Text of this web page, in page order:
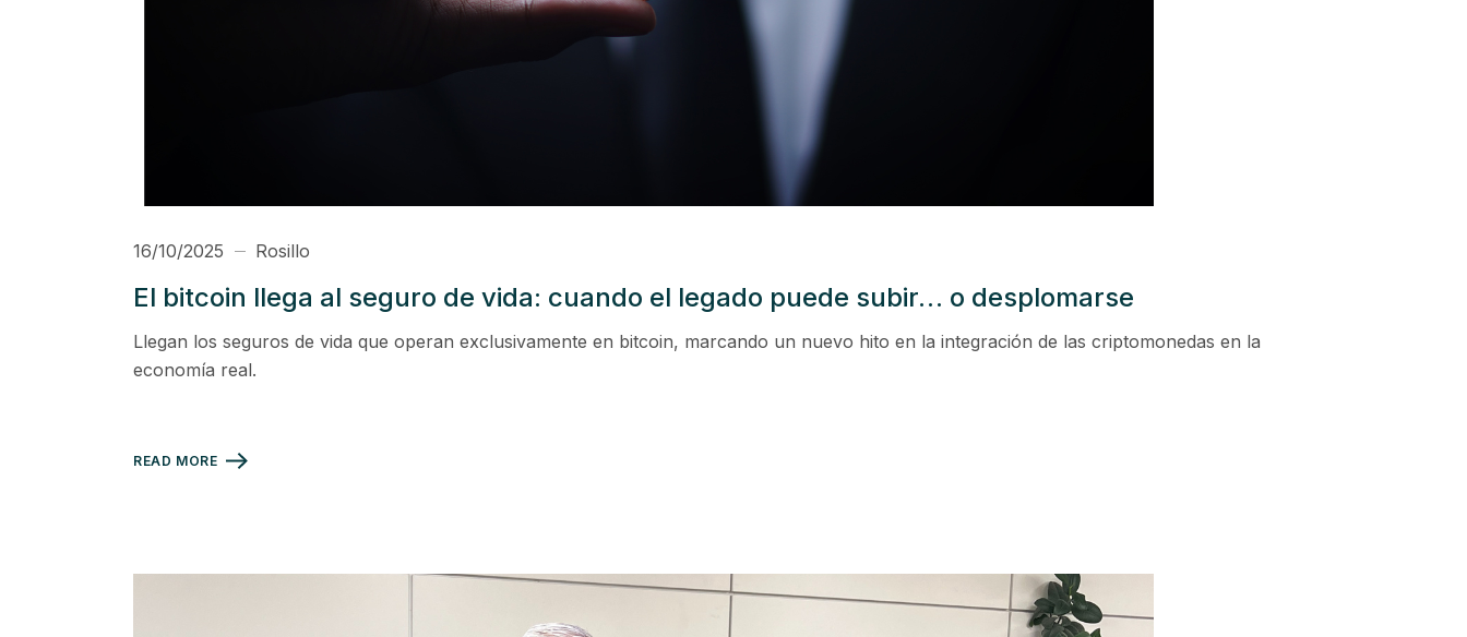
16/10/2025 Rosillo
El bitcoin llega al seguro de vida: cuando el legado puede subir… o desplomarse
Llegan los seguros de vida que operan exclusivamente en bitcoin, marcando un nuevo hito en la integración de las criptomonedas en la
economía real.
READ MORE